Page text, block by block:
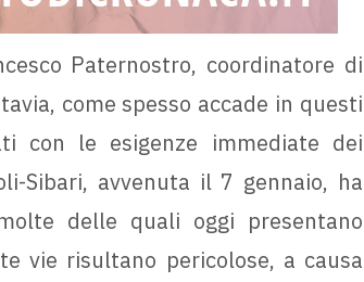
Paternostro, coordinatore di
come spesso accade in questi
con le esigenze immediate dei
Sibari, avvenuta il 7 gennaio, ha
delle quali oggi presentano
vie risultano pericolose, a causa